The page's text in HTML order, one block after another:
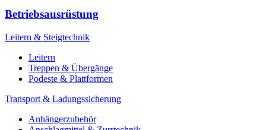
Betriebsausrüstung
Leitern & Steigtechnik
Leitern
Treppen & Übergänge
Podeste & Plattformen
Transport & Ladungssicherung
Anhängerzubehör